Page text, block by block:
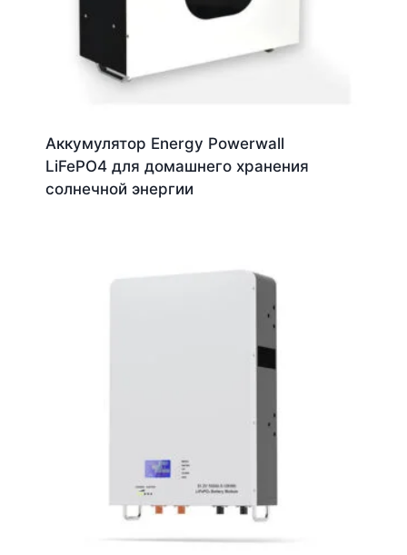
Аккумулятор Energy Powerwall
LiFePO4 для домашнего хранения
солнечной энергии